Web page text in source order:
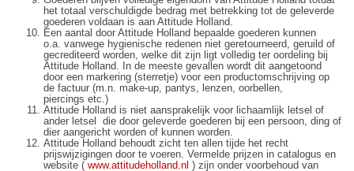
het totaal verschuldigde bedrag met betrekking tot de geleverde
goederen voldaan is aan Attitude Holland.
Een aantal door Attitude Holland bepaalde goederen kunnen
o.a. vanwege hygienische redenen niet geretourneerd, geruild of
gecrediteerd worden, welke dit zijn ligt volledig ter oordeling bij
Attitude Holland. In de meeste gevallen wordt dit aangetoond
door een markering (sterretje) voor een productomschrijving op
de factuur (m.n. make-up, pantys, lenzen, oorbellen,
piercings etc.)
Attitude Holland is niet aansprakelijk voor lichaamlijk letsel of
ander letsel die door geleverde goederen bij een persoon, ding of
dier aangericht worden of kunnen worden.
Attitude Holland behoudt zicht ten allen tijde het recht
prijswijzigingen door te voeren. Vermelde prijzen in catalogus en
website ( www.attitudeholland.nl ) zijn onder voorbehoud van